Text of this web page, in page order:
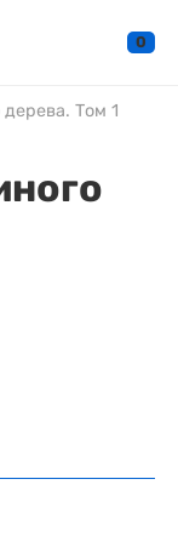
0
Том 1